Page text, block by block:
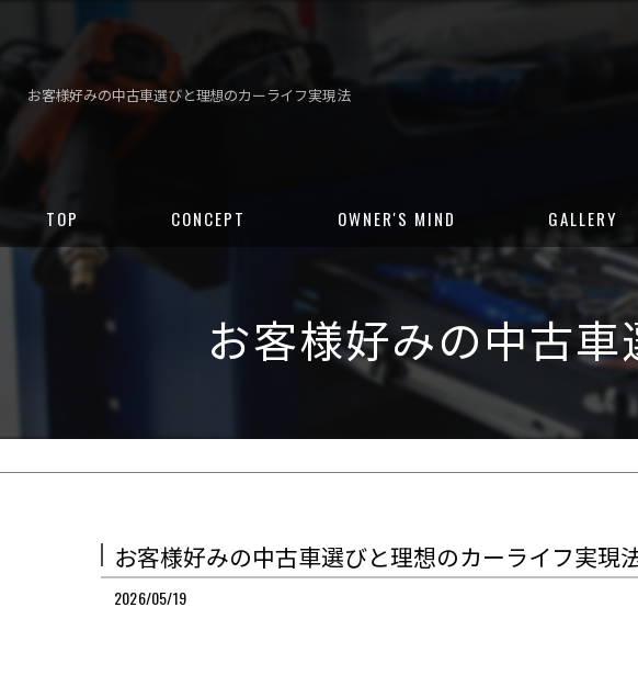
お客様好みの中古車選びと理想のカーライフ実現法
TOP CONCEPT OWNER'S MIND GALLERY
CUSTOM GALLERY
STOCK CARS
DELIVERED CARS
お客様好みの中古
お客様好みの中古車選びと理想のカーライフ実現
2026/05/19